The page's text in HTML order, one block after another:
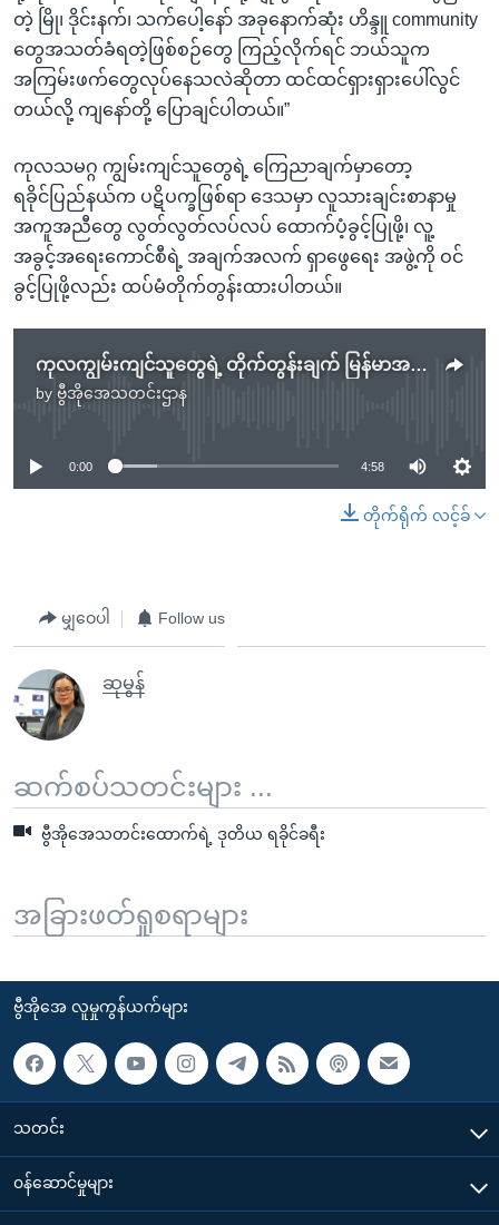
တဲ့ မြို၊ ဒိုင်းနက်၊ သက်ပေါ့နော် အခုနောက်ဆုံး ဟိန္ဒူ community
တွေအသတ်ခံရတဲ့ဖြစ်စဉ်တွေ ကြည့်လိုက်ရင် ဘယ်သူက
အကြမ်းဖက်တွေလုပ်နေသလဲဆိုတာ ထင်ထင်ရှားရှားပေါ်လွင်
တယ်လို့ ကျနော်တို့ ပြောချင်ပါတယ်။”
ကုလသမဂ္ဂ ကျွမ်းကျင်သူတွေရဲ့ ကြေညာချက်မှာတော့
ရခိုင်ပြည်နယ်က ပဋိပက္ခဖြစ်ရာ ဒေသမှာ လူသားချင်းစာနာမှု
အကူအညီတွေ လွတ်လွတ်လပ်လပ် ထောက်ပံ့ခွင့်ပြုဖို့၊ လူ့
အခွင့်အရေးကောင်စီရဲ့ အချက်အလက် ရှာဖွေရေး အဖွဲ့ကို ဝင်
ခွင့်ပြုဖို့လည်း ထပ်မံတိုက်တွန်းထားပါတယ်။
ကုလကျွမ်းကျင်သူတွေရဲ့ တိုက်တွန်းချက် မြန်မာအစိုးရတုံ့ပြန်
by ဗွီအိုအေသတင်းဌာန
No media source currently available
0:00 4:58
တိုက်ရိုက် လင့်ခ်
မျှဝေပါ Follow us
ဆုမွန်
ဆက်စပ်သတင်းများ ...
ဗွီအိုအေသတင်းထောက်ရဲ့ ဒုတိယ ရခိုင်ခရီး
အခြားဖတ်ရှုစရာများ
ဗွီအိုအေ လူမှုကွန်ယက်များ
သတင်း
၀န်ဆောင်မှုများ